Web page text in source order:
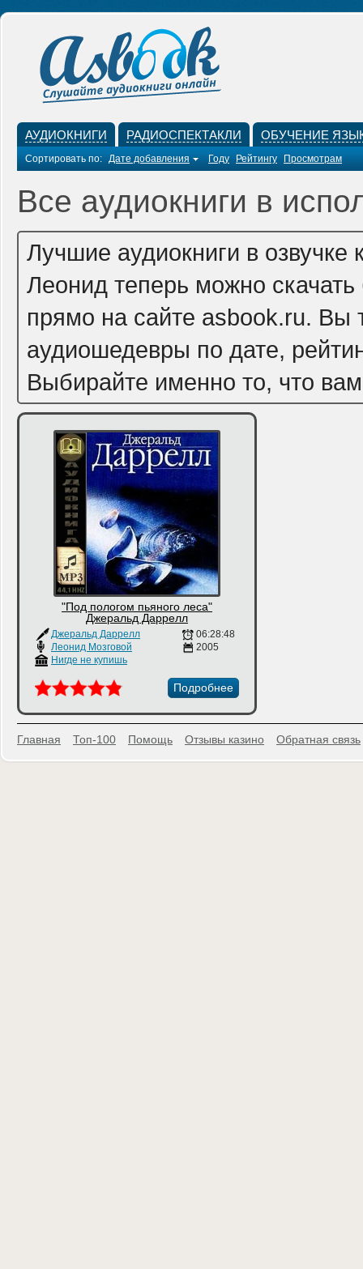
АУДИОКНИГИ РАДИОСПЕКТАКЛИ ОБУЧЕНИЕ
Сортировать по: Дате добавления Году Рейтингу Просмотрам
Все аудиокниги в
Лучшие аудиокниги в
Леонид теперь можно
прямо на сайте asbook.ru. Вы
аудиошедевры по дате,
Выбирайте именно то, что
"Под пологом пьяного леса"
Джеральд Даррелл
Джеральд Даррелл
Леонид Мозговой
Нигде не купишь
06:28:48
2005
Подробнее
Главная Топ-100 Помощь Отзывы казино Обратная связь